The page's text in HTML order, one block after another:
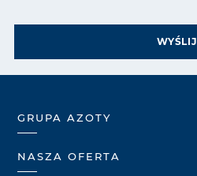
WYŚLIJ
GRUPA AZOTY
NASZA OFERTA